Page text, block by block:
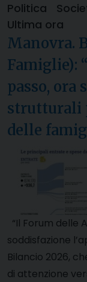
Politica
Ultima ora
Manovra.
Famiglie):
passo, ora
strutturali
delle
“Il Forum delle
soddisfazione
Bilancio 2026,
di attenzione